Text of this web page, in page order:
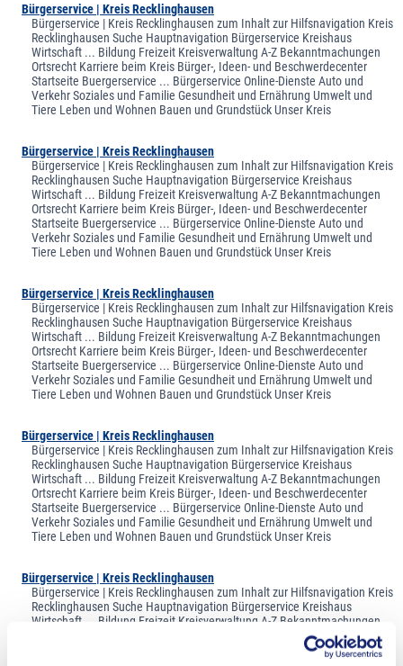
Bürgerservice | Kreis Recklinghausen
Bürgerservice | Kreis Recklinghausen zum Inhalt zur Hilfsnavigation Kreis
Recklinghausen Suche Hauptnavigation Bürgerservice Kreishaus
Wirtschaft ... Bildung Freizeit Kreisverwaltung A-Z Bekanntmachungen
Ortsrecht Karriere beim Kreis Bürger-, Ideen- und Beschwerdecenter
Startseite Buergerservice ... Bürgerservice Online-Dienste Auto und
Verkehr Soziales und Familie Gesundheit und Ernährung Umwelt und
Tiere Leben und Wohnen Bauen und Grundstück Unser Kreis
Bürgerservice | Kreis Recklinghausen
Bürgerservice | Kreis Recklinghausen zum Inhalt zur Hilfsnavigation Kreis
Recklinghausen Suche Hauptnavigation Bürgerservice Kreishaus
Wirtschaft ... Bildung Freizeit Kreisverwaltung A-Z Bekanntmachungen
Ortsrecht Karriere beim Kreis Bürger-, Ideen- und Beschwerdecenter
Startseite Buergerservice ... Bürgerservice Online-Dienste Auto und
Verkehr Soziales und Familie Gesundheit und Ernährung Umwelt und
Tiere Leben und Wohnen Bauen und Grundstück Unser Kreis
Bürgerservice | Kreis Recklinghausen
Bürgerservice | Kreis Recklinghausen zum Inhalt zur Hilfsnavigation Kreis
Recklinghausen Suche Hauptnavigation Bürgerservice Kreishaus
Wirtschaft ... Bildung Freizeit Kreisverwaltung A-Z Bekanntmachungen
Ortsrecht Karriere beim Kreis Bürger-, Ideen- und Beschwerdecenter
Startseite Buergerservice ... Bürgerservice Online-Dienste Auto und
Verkehr Soziales und Familie Gesundheit und Ernährung Umwelt und
Tiere Leben und Wohnen Bauen und Grundstück Unser Kreis
Bürgerservice | Kreis Recklinghausen
Bürgerservice | Kreis Recklinghausen zum Inhalt zur Hilfsnavigation Kreis
Recklinghausen Suche Hauptnavigation Bürgerservice Kreishaus
Wirtschaft ... Bildung Freizeit Kreisverwaltung A-Z Bekanntmachungen
Ortsrecht Karriere beim Kreis Bürger-, Ideen- und Beschwerdecenter
Startseite Buergerservice ... Bürgerservice Online-Dienste Auto und
Verkehr Soziales und Familie Gesundheit und Ernährung Umwelt und
Tiere Leben und Wohnen Bauen und Grundstück Unser Kreis
Bürgerservice | Kreis Recklinghausen
Bürgerservice | Kreis Recklinghausen zum Inhalt zur Hilfsnavigation Kreis
Recklinghausen Suche Hauptnavigation Bürgerservice Kreishaus
Wirtschaft ... Bildung Freizeit Kreisverwaltung A-Z Bekanntmachungen
Ortsrecht Karriere beim Kreis Bürger-, Ideen- und Beschwerdecenter
Startseite Buergerservice ... Bürgerservice Online-Dienste Auto und